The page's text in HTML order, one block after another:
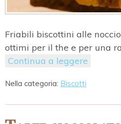
Friabili biscottini alle
ottimi per il the e per una
Continua a leggere
Nella categoria: Biscotti